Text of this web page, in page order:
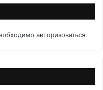
авторизоваться.